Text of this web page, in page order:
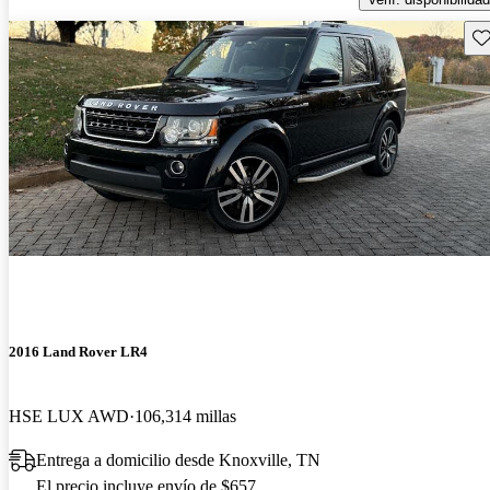
2016 Land Rover LR4
HSE LUX AWD 106,314 millas
Entrega a domicilio desde Knoxville, TN